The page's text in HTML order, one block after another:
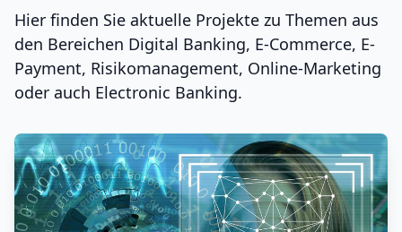
Hier finden Sie aktuelle Projekte zu Themen aus
den Bereichen Digital Banking, E-Commerce, E-
Payment, Risikomanagement, Online-Marketing
oder auch Electronic Banking.